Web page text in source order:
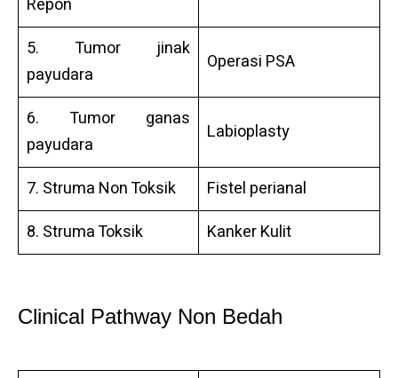
Repon
5. Tumor jinak
payudara
Operasi PSA
6. Tumor ganas
payudara
Labioplasty
7. Struma Non Toksik
Fistel perianal
8. Struma Toksik
Kanker Kulit
Clinical Pathway Non Bedah